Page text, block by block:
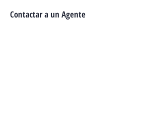
Contactar a un Agente